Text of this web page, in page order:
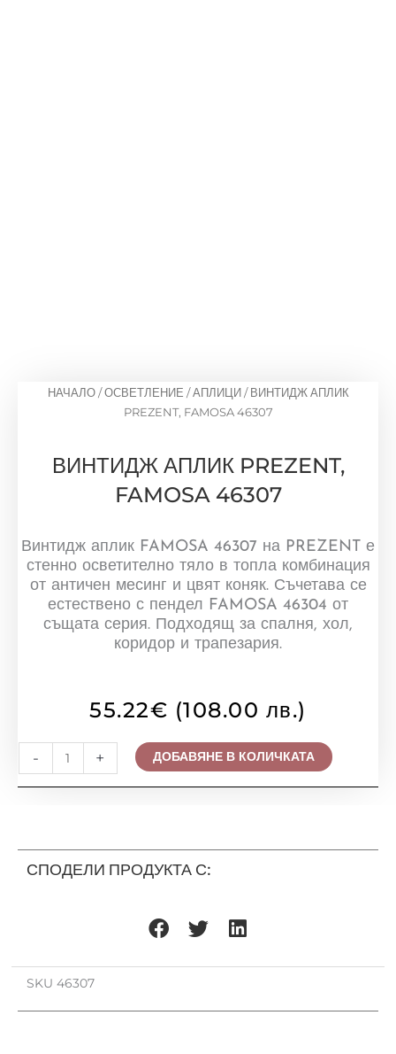
НАЧАЛО/ОСВЕТЛЕНИЕ /АПЛИЦИ/ ВИНТИДЖ АПЛИК
PREZENT, FAMOSA 46307
ВИНТИДЖ АПЛИК PREZENT,
FAMOSA 46307
Винтидж аплик FAMOSA 46307 на PREZENT е
стенно осветително тяло в топла комбинация
от античен месинг и цвят коняк. Съчетава се
естествено с пендел FAMOSA 46304 от
същата серия. Подходящ за спалня, хол,
коридор и трапезария.
55.22€ (108.00 лв.)
-
количество
за
ВИНТИДЖ
FAMOSA
46307
+ ДОБАВЯНЕ В КОЛИЧКАТА
СПОДЕЛИ ПРОДУКТА С:
SKU 46307